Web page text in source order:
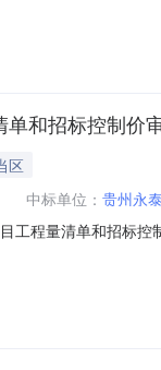
诚建科设计有限公
和招标控制价
区
中标单位： 贵州永
工程量清单和招标
停车场建设项目工